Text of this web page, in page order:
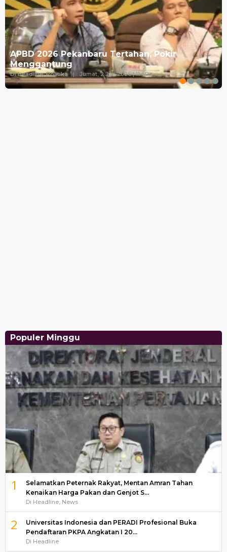
APBD 2026 Pekanbaru Tertahan, Pokir
Menggantung
Di Headline, Politika | Jumat, 2 Jan 2026 | 11:49
Populer Minggu
1
Selamatkan Peternak Rakyat, Mentan Amran Tahan
Kenaikan Harga Pakan dan Genjot S…
Di Headline, News
2
Universitas Indonesia dan PERADI Profesional Buka
Pendaftaran PKPA Angkatan I 20…
Di Headline